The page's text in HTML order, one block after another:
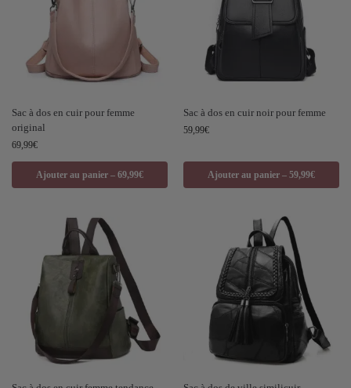
Sac à dos en cuir pour femme
original
69,99€
Ajouter au panier – 69,99€
Sac à dos en cuir noir pour femme
59,99€
Ajouter au panier – 59,99€